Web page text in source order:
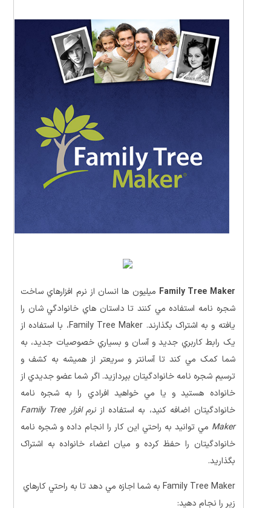
Family Tree Maker ميليون ها انسان از نرم افزارهاي ساخت
شجره نامه استفاده مي کنند تا داستان هاي خانوادگي شان را
يافته و به اشتراک بگذارند. Family Tree Maker، با استفاده از
يک رابط کاربري جديد و آسان و بسياري خصوصيات جديد، به
شما کمک مي کند تا آسانتر و سريعتر از هميشه به کشف و
ترسيم شجره نامه خانوادگيتان بپردازيد. اگر شما عضو جديدي از
خانواده هستيد و يا مي خواهيد افرادي را به شجره نامه
خانوادگيتان اضافه کنيد، به استفاده از
نرم افزار Family Tree
Maker مي توانيد به راحتي اين کار را انجام داده و شجره نامه
خانوادگيتان را حفظ کرده و ميان اعضاء خانواده به اشتراک
بگذاريد.
Family Tree Maker به شما اجازه مي دهد تا به راحتي کارهاي
زير را نجام دهيد: